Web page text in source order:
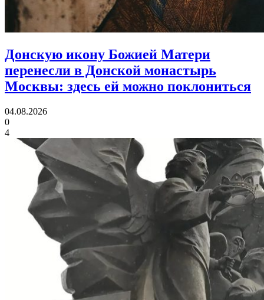
Донскую икону Божией Матери
перенесли в Донской монастырь
Москвы: здесь ей можно поклониться
04.08.2026
0
4